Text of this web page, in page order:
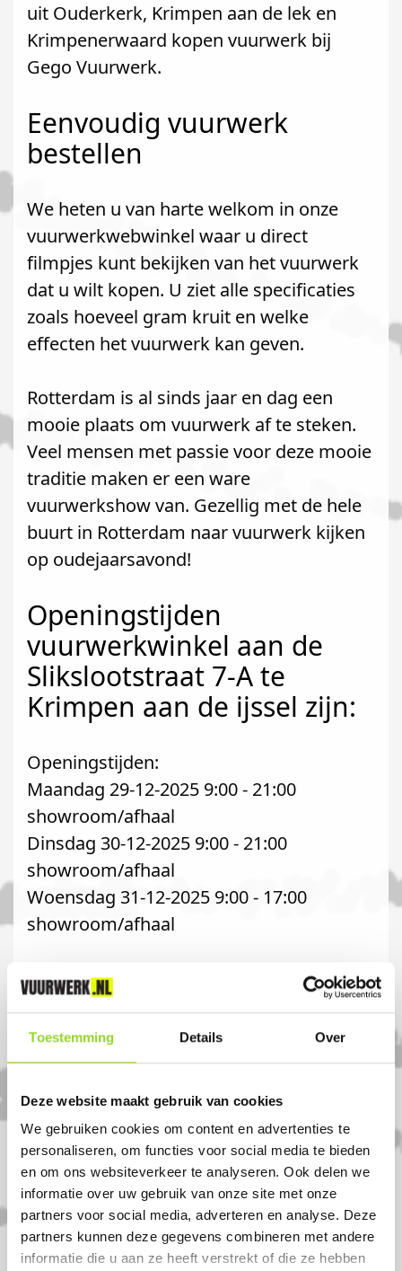
Toestemming Details Over
Deze website maakt gebruik van cookies
We gebruiken cookies om content en advertenties te
personaliseren, om functies voor social media te bieden
en om ons websiteverkeer te analyseren. Ook delen we
informatie over uw gebruik van onze site met onze
partners voor social media, adverteren en analyse. Deze
partners kunnen deze gegevens combineren met andere
informatie die u aan ze heeft verstrekt of die ze hebben
uit Ouderkerk, Krimpen aan de lek en
Krimpenerwaard kopen vuurwerk bij
Gego Vuurwerk.
Eenvoudig vuurwerk
bestellen
We heten u van harte welkom in onze
vuurwerkwebwinkel waar u direct
filmpjes kunt bekijken van het vuurwerk
dat u wilt kopen. U ziet alle specificaties
zoals hoeveel gram kruit en welke
effecten het vuurwerk kan geven.
Rotterdam is al sinds jaar en dag een
mooie plaats om vuurwerk af te steken.
Veel mensen met passie voor deze mooie
traditie maken er een ware
vuurwerkshow van. Gezellig met de hele
buurt in Rotterdam naar vuurwerk kijken
op oudejaarsavond!
Openingstijden
vuurwerkwinkel aan de
Slikslootstraat 7-A te
Krimpen aan de ijssel zijn:
Openingstijden:
Maandag 29-12-2025 9:00 - 21:00
showroom/afhaal
Dinsdag 30-12-2025 9:00 - 21:00
showroom/afhaal
Woensdag 31-12-2025 9:00 - 17:00
showroom/afhaal
Voor nog meer vuurwerk kijk ook op.
gegovuurwerk.nl
Komt u uit Rotterdam?
Koop uw vuurwerk dan bij Gego
Vuurwerk in Krimpen aan de ijssel. U bent
van harte welkom! U bent uiteraard ook
welkom als u uit 2922, Zuid holland of
Boveneind komt.